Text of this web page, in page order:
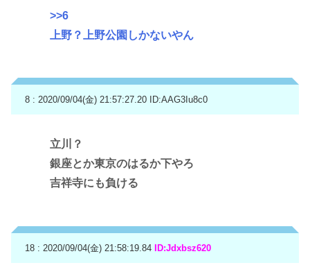
>>6
上野？上野公園しかないやん
8 : 2020/09/04(金) 21:57:27.20 ID:AAG3Iu8c0
立川？
銀座とか東京のはるか下やろ
吉祥寺にも負ける
18 : 2020/09/04(金) 21:58:19.84 ID:Jdxbsz620